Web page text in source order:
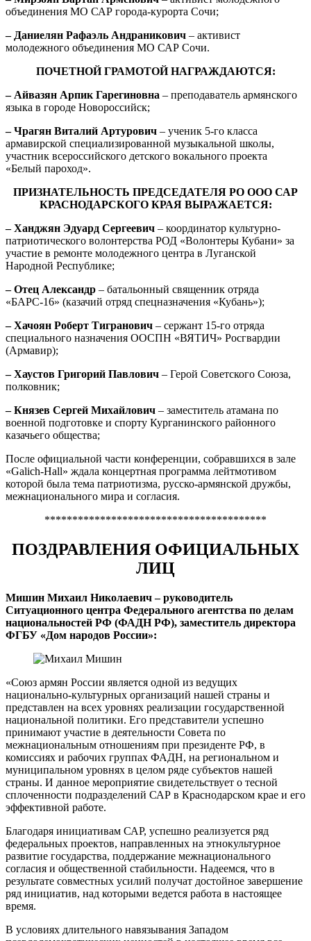
объединения МО САР города-курорта Сочи;
– Даниелян Рафаэль Андраникович – активист
молодежного объединения МО САР Сочи.
ПОЧЕТНОЙ ГРАМОТОЙ НАГРАЖДАЮТСЯ:
– Айвазян Арпик Гарегиновна – преподаватель армянского
языка в городе Новороссийск;
– Чрагян Виталий Артурович – ученик 5-го класса
армавирской специализированной музыкальной школы,
участник всероссийского детского вокального проекта
«Белый пароход».
ПРИЗНАТЕЛЬНОСТЬ ПРЕДСЕДАТЕЛЯ РО ООО САР
КРАСНОДАРСКОГО КРАЯ ВЫРАЖАЕТСЯ:
– Ханджян Эдуард Сергеевич – координатор культурно-
патриотического волонтерства РОД «Волонтеры Кубани» за
участие в ремонте молодежного центра в Луганской
Народной Республике;
– Отец Александр – батальонный священник отряда
«БАРС-16» (казачий отряд спецназначения «Кубань»);
– Хачоян Роберт Тигранович – сержант 15-го отряда
специального назначения ООСПН «ВЯТИЧ» Росгвардии
(Армавир);
– Хаустов Григорий Павлович – Герой Советского Союза,
полковник;
– Князев Сергей Михайлович – заместитель атамана по
военной подготовке и спорту Курганинского районного
казачьего общества;
После официальной части конференции, собравшихся в зале
«Galich-Hall» ждала концертная программа лейтмотивом
которой была тема патриотизма, русско-армянской дружбы,
межнационального мира и согласия.
****************************************
ПОЗДРАВЛЕНИЯ ОФИЦИАЛЬНЫХ
ЛИЦ
Мишин Михаил Николаевич – руководитель
Ситуационного центра Федерального агентства по делам
национальностей РФ (ФАДН РФ), заместитель директора
ФГБУ «Дом народов России»:
«Союз армян России является одной из ведущих
национально-культурных организаций нашей страны и
представлен на всех уровнях реализации государственной
национальной политики. Его представители успешно
принимают участие в деятельности Совета по
межнациональным отношениям при президенте РФ, в
комиссиях и рабочих группах ФАДН, на региональном и
муниципальном уровнях в целом ряде субъектов нашей
страны. И данное мероприятие свидетельствует о тесной
сплоченности подразделений САР в Краснодарском крае и его
эффективной работе.
Благодаря инициативам САР, успешно реализуется ряд
федеральных проектов, направленных на этнокультурное
развитие государства, поддержание межнационального
согласия и общественной стабильности. Надеемся, что в
результате совместных усилий получат достойное завершение
ряд инициатив, над которыми ведется работа в настоящее
время.
В условиях длительного навязывания Западом